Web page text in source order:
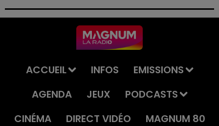
permis et la confiscation de son véhicule.
ACCUEIL INFOS
EMISSIONS
AGENDA
JEUX
PODCASTS
CINÉMA
DIRECT VIDÉO MAGNUM 80